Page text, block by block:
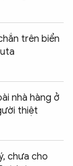
trên biển
nhà hàng ở
thiệt
chưa cho